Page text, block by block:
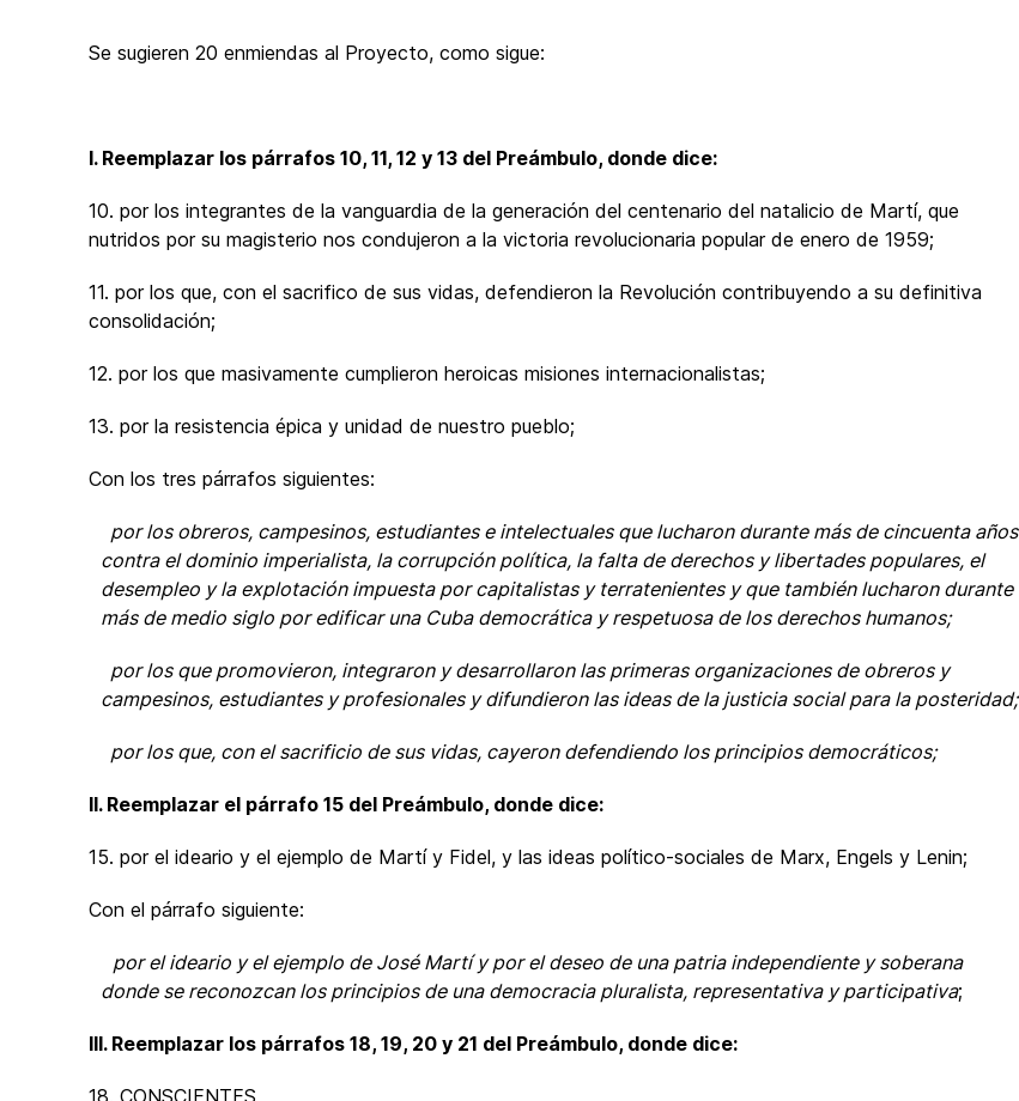
Se sugieren 20 enmiendas al Proyecto, como sigue:
I. Reemplazar los párrafos 10, 11, 12 y 13 del Preámbulo, donde dice:
10. por los integrantes de la vanguardia de la generación del centenario del natalicio de Martí, que
nutridos por su magisterio nos condujeron a la victoria revolucionaria popular de enero de 1959;
11. por los que, con el sacrifico de sus vidas, defendieron la Revolución contribuyendo a su definitiva
consolidación;
12. por los que masivamente cumplieron heroicas misiones internacionalistas;
13. por la resistencia épica y unidad de nuestro pueblo;
Con los tres párrafos siguientes:
por los obreros, campesinos, estudiantes e intelectuales que lucharon durante más de cincuenta años
contra el dominio imperialista, la corrupción política, la falta de derechos y libertades populares, el
desempleo y la explotación impuesta por capitalistas y terratenientes y que también lucharon durante
más de medio siglo por edificar una Cuba democrática y respetuosa de los derechos humanos;
por los que promovieron, integraron y desarrollaron las primeras organizaciones de obreros y
campesinos, estudiantes y profesionales y difundieron las ideas de la justicia social para la posteridad;
por los que, con el sacrificio de sus vidas, cayeron defendiendo los principios democráticos;
II. Reemplazar el párrafo 15 del Preámbulo, donde dice:
15. por el ideario y el ejemplo de Martí y Fidel, y las ideas político-sociales de Marx, Engels y Lenin;
Con el párrafo siguiente:
por el ideario y el ejemplo de José Martí y por el deseo de una patria independiente y soberana
donde se reconozcan los principios de una democracia pluralista, representativa y participativa;
III. Reemplazar los párrafos 18, 19, 20 y 21 del Preámbulo, donde dice:
18. CONSCIENTES